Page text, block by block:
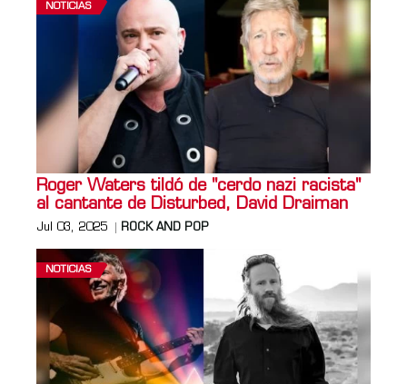
NOTICIAS
Roger Waters tildó de "cerdo nazi racista"
al cantante de Disturbed, David Draiman
Jul 03, 2025 ROCK AND POP
NOTICIAS